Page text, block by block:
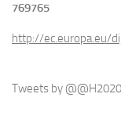
769765
http://ec.europa.eu/
Tweets by